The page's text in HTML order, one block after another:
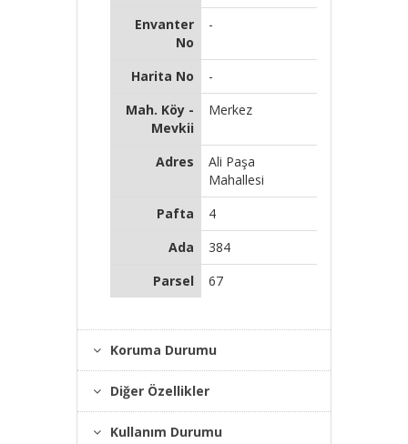
Envanter
No
-
Harita No
-
Mah. Köy -
Mevkii
Merkez
Adres
Ali Paşa
Mahallesi
Pafta
4
Ada
384
Parsel
67
Koruma Durumu
Diğer Özellikler
Kullanım Durumu